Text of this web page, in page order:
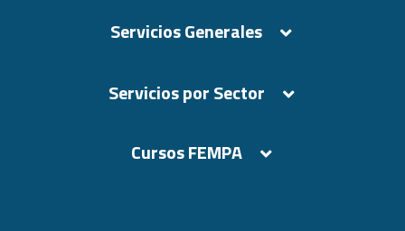
Servicios Generales
Servicios por Sector
Cursos FEMPA